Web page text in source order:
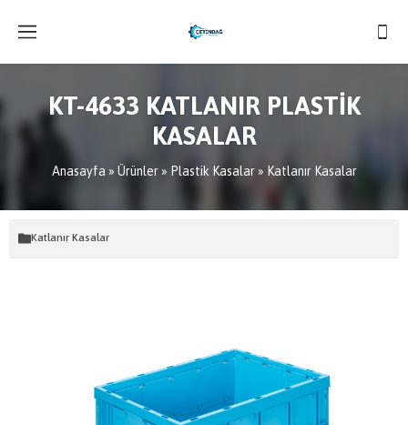
KT-4633 KATLANIR PLASTİK
KASALAR
Anasayfa » Ürünler» Plastik Kasalar» Katlanır Kasalar
Katlanır Kasalar